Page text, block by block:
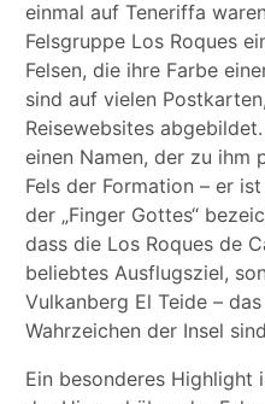
einmal auf Teneriffa
Felsgruppe Los Roques
Felsen, die ihre Farbe
sind auf vielen
Reisewebsites
einen Namen, der zu ihm
Fels der Formation – er
der „Finger Gottes“
dass die Los Roques de
beliebtes Ausflugsziel,
Vulkanberg El Teide –
Wahrzeichen der Insel
Ein besonderes Highlight